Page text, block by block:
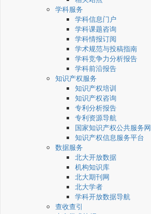
学科服务
学科信息门户
学科课题咨询
学科情报订阅
学术规范与投稿指南
学科竞争力分析报告
学科前沿报告
知识产权服务
知识产权培训
知识产权咨询
专利分析报告
专利资源导航
国家知识产权公共服务网
知识产权信息服务平台
数据服务
北大开放数据
机构知识库
北大期刊网
北大学者
学科开放数据导航
查收查引